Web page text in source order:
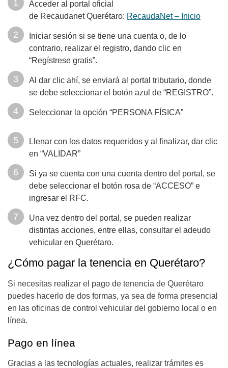
Acceder al portal oficial
de Recaudanet Querétaro: RecaudaNet – Inicio
Iniciar sesión si se tiene una cuenta o, de lo
contrario, realizar el registro, dando clic en
“Regístrese gratis”.
Al dar clic ahí, se enviará al portal tributario, donde
se debe seleccionar el botón azul de “REGISTRO”.
Seleccionar la opción “PERSONA FÍSICA”
Llenar con los datos requeridos y al finalizar, dar clic
en “VALIDAR”
Si ya se cuenta con una cuenta dentro del portal, se
debe seleccionar el botón rosa de “ACCESO” e
ingresar el RFC.
Una vez dentro del portal, se pueden realizar
distintas acciones, entre ellas, consultar el adeudo
vehicular en Querétaro.
¿Cómo pagar la tenencia en Querétaro?
Si necesitas realizar el pago de tenencia de Querétaro
puedes hacerlo de dos formas, ya sea de forma presencial
en las oficinas de control vehicular del gobierno local o en
línea.
Pago en línea
Gracias a las tecnologías actuales, realizar trámites es